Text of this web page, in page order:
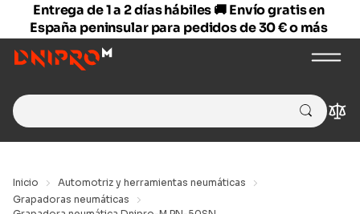
Entrega de 1 a 2 días hábiles 🚚 Envío gratis en
España peninsular para pedidos de 30 € o más
Search
for:
Inicio
Automotriz y herramientas neumáticas
Grapadoras neumáticas